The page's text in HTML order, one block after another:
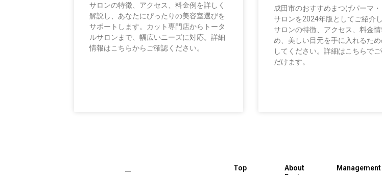
サロンの特徴、アクセス、料金例を詳しく
解説し、あなたにぴったりの美容室選びを
サポートします。カット専門店からトータ
ルサロンまで、幅広いニーズに対応。詳細
情報はこちらからご確認ください。
成田市のおすすめまつげパーマ
サロンを2024年版としてご紹介
サロンの特徴、アクセス、料金情
め、美しい目元を手に入れるた
してください。詳細はこちらで
だけます。
Top
About
Management